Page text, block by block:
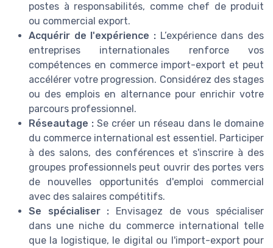
postes à responsabilités, comme chef de produit
ou commercial export.
Acquérir de l'expérience : L’expérience dans des
entreprises internationales renforce vos
compétences en commerce import-export et peut
accélérer votre progression. Considérez des stages
ou des emplois en alternance pour enrichir votre
parcours professionnel.
Réseautage : Se créer un réseau dans le domaine
du commerce international est essentiel. Participer
à des salons, des conférences et s'inscrire à des
groupes professionnels peut ouvrir des portes vers
de nouvelles opportunités d'emploi commercial
avec des salaires compétitifs.
Se spécialiser : Envisagez de vous spécialiser
dans une niche du commerce international telle
que la logistique, le digital ou l'import-export pour